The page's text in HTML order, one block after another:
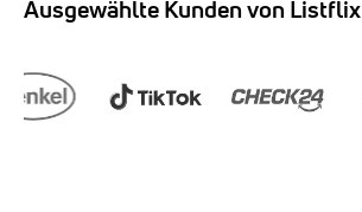
Ausgewählte Kunden von Listflix